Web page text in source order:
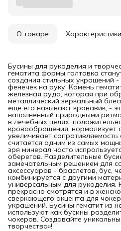
О товаре Характеристики
Бусины для рукоделия и
гематита формы галтовка
создания стильных украшений
фенечек на руку. Камень
железная руда, которая при
металлический зеркальный
еще его называют кровавик, -
наполненный природными
в лечебных целях:
кровообращения, нормализует
увеличивает сопротивляемость
считается одним из самых
зря минерал часто
оберегов. Разделительные
замечательным решением для
аксессуаров - браслетов, бус,
комбинируется с другими
универсальным для рукоделия.
прекрасно смотрятся и в
сверкающего акцента для
украшений. Бусины гематит из
используют как бусины
чокеров. Создавайте
творчества»!